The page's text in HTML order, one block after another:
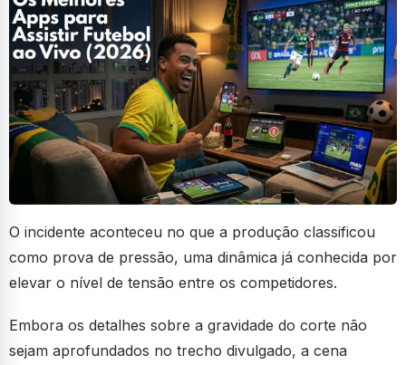
O incidente aconteceu no que a produção classificou
como prova de pressão, uma dinâmica já conhecida por
elevar o nível de tensão entre os competidores.
Embora os detalhes sobre a gravidade do corte não
sejam aprofundados no trecho divulgado, a cena